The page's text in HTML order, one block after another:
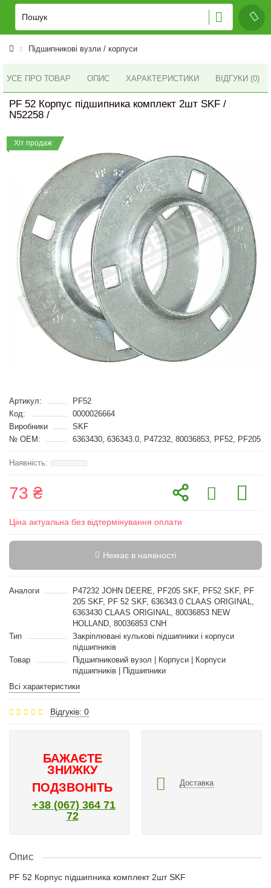
Підшипникові вузли / корпуси
УСЕ ПРО ТОВАР ОПИС ХАРАКТЕРИСТИКИ ВІДГУКИ (0)
PF 52 Корпус підшипника комплект 2шт SKF /
N52258 /
Хіт продаж
Артикул:
PF52
Код:
0000026664
Виробники
SKF
№ OEM:
6363430, 636343.0, P47232, 80036853, PF52, PF205
73 ₴
Ціна актуальна без відтермінування оплати
Немає в наявності
Аналоги
P47232 JOHN DEERE, PF205 SKF, PF52 SKF, PF
205 SKF, PF 52 SKF, 636343.0 CLAAS ORIGINAL,
6363430 CLAAS ORIGINAL, 80036853 NEW
HOLLAND, 80036853 CNH
Тип
Закріплювані кулькові підшипники і корпуси
підшипників
Товар
Підшипниковий вузол | Корпуси | Корпуси
підшипників | Підшипники
Всі характеристики
Відгуків: 0
БАЖАЄТЕ
ЗНИЖКУ
ПОДЗВОНІТЬ
+38 (067) 364 71
72
Доставка
Опис
PF 52 Корпус підшипника комплект 2шт SKF